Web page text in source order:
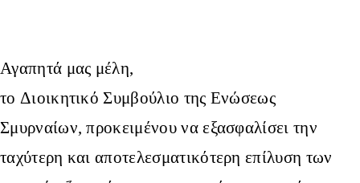
Αγαπητά μας μέλη,
το Διοικητικό Συμβούλιο της Ενώσεως
Σμυρναίων, προκειμένου να εξασφαλίσει την
ταχύτερη και αποτελεσματικότερη επίλυση των